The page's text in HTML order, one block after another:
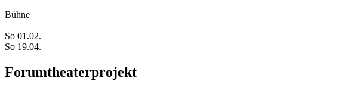
Bühne
So 01.02.
So 19.04.
Forumtheaterprojekt